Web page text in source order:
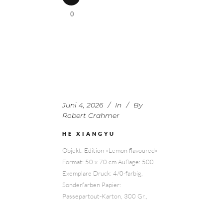
0
Juni 4, 2026 In
By
Robert Crahmer
HE XIANGYU
Objekt: Edition »Lemon flavoured«
Format: 50 x 70 cm Auflage: 500
Exemplare Druck: 4/0-farbig,
Sonderfarben Papier:
Passepartout-Karton, 300 Gr.,